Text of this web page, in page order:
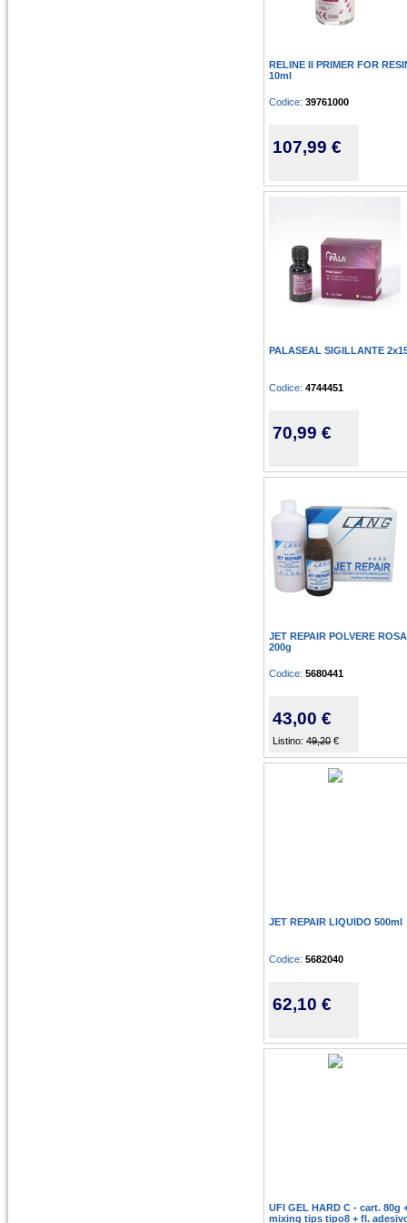
RELINE II PRIMER FOR
10ml
Codice: 39761000
107,99 €
PALASEAL SIGILLANTE
Codice: 4744451
70,99 €
JET REPAIR POLVERE
200g
Codice: 5680441
43,00 €
Listino: 49,20 €
JET REPAIR LIQUIDO 500ml
Codice: 5682040
62,10 €
UFI GEL HARD C - cart. 80g
mixing tips tipo8 + fl.